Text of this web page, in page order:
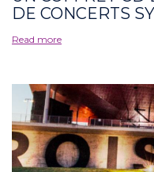
DE CONCERTS
Read more